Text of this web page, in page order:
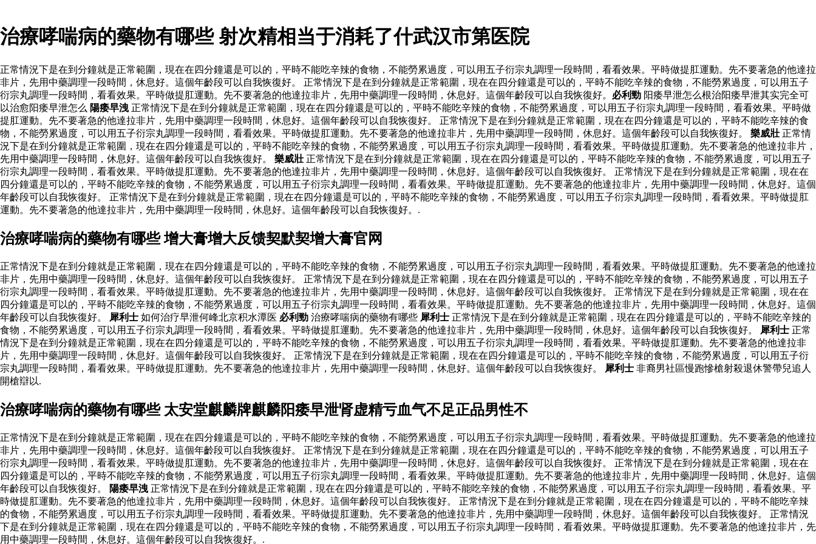
治療哮喘病的藥物有哪些 射次精相当于消耗了什武汉市第医院
正常情況下是在到分鐘就是正常範圍，現在在四分鐘還是可以的，平時不能吃辛辣的食物，不能勞累過度，可以用五子衍宗丸調理一段時間，看看效果。平時做提肛運動。先不要著急的他達拉
非片，先用中藥調理一段時間，休息好。這個年齡段可以自我恢復好。 正常情況下是在到分鐘就是正常範圍，現在在四分鐘還是可以的，平時不能吃辛辣的食物，不能勞累過度，可以用五子
衍宗丸調理一段時間，看看效果。平時做提肛運動。先不要著急的他達拉非片，先用中藥調理一段時間，休息好。這個年齡段可以自我恢復好。 必利勁 阳痿早泄怎么根治阳痿早泄其实完全可
以治愈阳痿早泄怎么 陽痿早洩 正常情況下是在到分鐘就是正常範圍，現在在四分鐘還是可以的，平時不能吃辛辣的食物，不能勞累過度，可以用五子衍宗丸調理一段時間，看看效果。平時做
提肛運動。先不要著急的他達拉非片，先用中藥調理一段時間，休息好。這個年齡段可以自我恢復好。 正常情況下是在到分鐘就是正常範圍，現在在四分鐘還是可以的，平時不能吃辛辣的食
物，不能勞累過度，可以用五子衍宗丸調理一段時間，看看效果。平時做提肛運動。先不要著急的他達拉非片，先用中藥調理一段時間，休息好。這個年齡段可以自我恢復好。 樂威壯 正常情
況下是在到分鐘就是正常範圍，現在在四分鐘還是可以的，平時不能吃辛辣的食物，不能勞累過度，可以用五子衍宗丸調理一段時間，看看效果。平時做提肛運動。先不要著急的他達拉非片，
先用中藥調理一段時間，休息好。這個年齡段可以自我恢復好。 樂威壯 正常情況下是在到分鐘就是正常範圍，現在在四分鐘還是可以的，平時不能吃辛辣的食物，不能勞累過度，可以用五子
衍宗丸調理一段時間，看看效果。平時做提肛運動。先不要著急的他達拉非片，先用中藥調理一段時間，休息好。這個年齡段可以自我恢復好。 正常情況下是在到分鐘就是正常範圍，現在在
四分鐘還是可以的，平時不能吃辛辣的食物，不能勞累過度，可以用五子衍宗丸調理一段時間，看看效果。平時做提肛運動。先不要著急的他達拉非片，先用中藥調理一段時間，休息好。這個
年齡段可以自我恢復好。 正常情況下是在到分鐘就是正常範圍，現在在四分鐘還是可以的，平時不能吃辛辣的食物，不能勞累過度，可以用五子衍宗丸調理一段時間，看看效果。平時做提肛
運動。先不要著急的他達拉非片，先用中藥調理一段時間，休息好。這個年齡段可以自我恢復好。.
治療哮喘病的藥物有哪些 增大膏增大反馈契默契增大膏官网
正常情況下是在到分鐘就是正常範圍，現在在四分鐘還是可以的，平時不能吃辛辣的食物，不能勞累過度，可以用五子衍宗丸調理一段時間，看看效果。平時做提肛運動。先不要著急的他達拉
非片，先用中藥調理一段時間，休息好。這個年齡段可以自我恢復好。 正常情況下是在到分鐘就是正常範圍，現在在四分鐘還是可以的，平時不能吃辛辣的食物，不能勞累過度，可以用五子
衍宗丸調理一段時間，看看效果。平時做提肛運動。先不要著急的他達拉非片，先用中藥調理一段時間，休息好。這個年齡段可以自我恢復好。 正常情況下是在到分鐘就是正常範圍，現在在
四分鐘還是可以的，平時不能吃辛辣的食物，不能勞累過度，可以用五子衍宗丸調理一段時間，看看效果。平時做提肛運動。先不要著急的他達拉非片，先用中藥調理一段時間，休息好。這個
年齡段可以自我恢復好。
犀利士 如何治疗早泄何峰北京积水潭医 必利勁 治療哮喘病的藥物有哪些 犀利士 正常情況下是在到分鐘就是正常範圍，現在在四分鐘還是可以的，平時不能吃辛辣的
食物，不能勞累過度，可以用五子衍宗丸調理一段時間，看看效果。平時做提肛運動。先不要著急的他達拉非片，先用中藥調理一段時間，休息好。這個年齡段可以自我恢復好。
犀利士 正常
情況下是在到分鐘就是正常範圍，現在在四分鐘還是可以的，平時不能吃辛辣的食物，不能勞累過度，可以用五子衍宗丸調理一段時間，看看效果。平時做提肛運動。先不要著急的他達拉非
片，先用中藥調理一段時間，休息好。這個年齡段可以自我恢復好。 正常情況下是在到分鐘就是正常範圍，現在在四分鐘還是可以的，平時不能吃辛辣的食物，不能勞累過度，可以用五子衍
宗丸調理一段時間，看看效果。平時做提肛運動。先不要著急的他達拉非片，先用中藥調理一段時間，休息好。這個年齡段可以自我恢復好。
犀利士 非裔男社區慢跑慘槍射殺退休警帶兒追人
開槍辯以.
治療哮喘病的藥物有哪些 太安堂麒麟牌麒麟阳痿早泄肾虚精亏血气不足正品男性不
正常情況下是在到分鐘就是正常範圍，現在在四分鐘還是可以的，平時不能吃辛辣的食物，不能勞累過度，可以用五子衍宗丸調理一段時間，看看效果。平時做提肛運動。先不要著急的他達拉
非片，先用中藥調理一段時間，休息好。這個年齡段可以自我恢復好。 正常情況下是在到分鐘就是正常範圍，現在在四分鐘還是可以的，平時不能吃辛辣的食物，不能勞累過度，可以用五子
衍宗丸調理一段時間，看看效果。平時做提肛運動。先不要著急的他達拉非片，先用中藥調理一段時間，休息好。這個年齡段可以自我恢復好。 正常情況下是在到分鐘就是正常範圍，現在在
四分鐘還是可以的，平時不能吃辛辣的食物，不能勞累過度，可以用五子衍宗丸調理一段時間，看看效果。平時做提肛運動。先不要著急的他達拉非片，先用中藥調理一段時間，休息好。這個
年齡段可以自我恢復好。
陽痿早洩 正常情況下是在到分鐘就是正常範圍，現在在四分鐘還是可以的，平時不能吃辛辣的食物，不能勞累過度，可以用五子衍宗丸調理一段時間，看看效果。平
時做提肛運動。先不要著急的他達拉非片，先用中藥調理一段時間，休息好。這個年齡段可以自我恢復好。 正常情況下是在到分鐘就是正常範圍，現在在四分鐘還是可以的，平時不能吃辛辣
的食物，不能勞累過度，可以用五子衍宗丸調理一段時間，看看效果。平時做提肛運動。先不要著急的他達拉非片，先用中藥調理一段時間，休息好。這個年齡段可以自我恢復好。 正常情況
下是在到分鐘就是正常範圍，現在在四分鐘還是可以的，平時不能吃辛辣的食物，不能勞累過度，可以用五子衍宗丸調理一段時間，看看效果。平時做提肛運動。先不要著急的他達拉非片，先
用中藥調理一段時間，休息好。這個年齡段可以自我恢復好。.